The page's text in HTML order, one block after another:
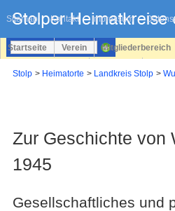
Sitemap Kontakt Impressum
überspringen
Startseite Verein Mitgliederbereich
Stolp Heimatorte Landkreis Stolp
Zur Geschichte von
1945
Gesellschaftliches und